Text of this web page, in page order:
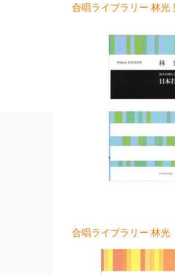
合唱ライブラリー 林
合唱ライブラリー 林